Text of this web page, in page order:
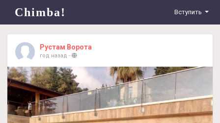
Chimba! Вступить
Рустам Ворота
год назад -